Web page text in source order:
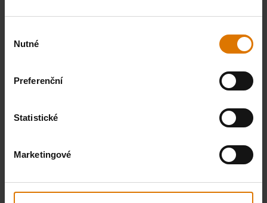
souhlasu
Nutné
Preferenční
Statistické
Marketingové